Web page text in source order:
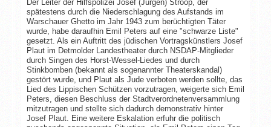
Der Leiter der Hilfspolizei Josef (Jürgen) Stroop, der
spätestens durch die Niederschlagung des Aufstands im
Warschauer Ghetto im Jahr 1943 zum berüchtigten Täter
wurde, habe daraufhin Emil Peters auf eine "schwarze Liste"
gesetzt. Als ein Auftritt des jüdischen Vortragskünstlers Josef
Plaut im Detmolder Landestheater durch NSDAP-Mitglieder
durch Singen des Horst-Wessel-Liedes und durch
Stinkbomben (bekannt als sogenannter Theaterskandal)
gestört wurde, und Plaut als Jude verboten werden sollte, das
Lied des Lippischen Schützen vorzutragen, weigerte sich Emil
Peters, diesen Beschluss der Stadtverordnetenversammlung
mitzutragen und stellte sich dadurch demonstrativ hinter
Josef Plaut. Eine weitere Eskalation erfuhr die politisch